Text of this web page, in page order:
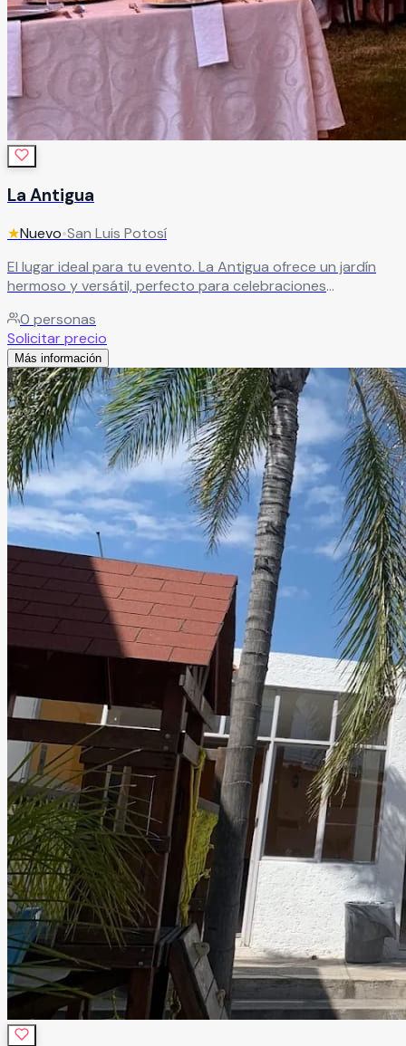
La Antigua
★Nuevo•San Luis Potosí
El lugar ideal para tu evento. La Antigua ofrece un jardín
hermoso y versátil, perfecto para celebraciones
0 personas
Solicitar precio
Más información